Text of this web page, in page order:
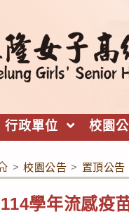
行政單位 校園
> 校園公告 > 置頂公告
114學年流感疫